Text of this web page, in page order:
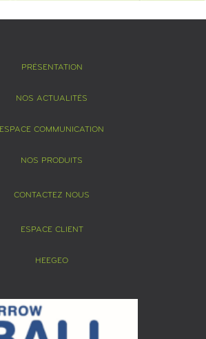
PRÉSENTATION
NOS ACTUALITÉS
ESPACE COMMUNICATION
NOS PRODUITS
CONTACTEZ NOUS
ESPACE CLIENT
HEEGEO